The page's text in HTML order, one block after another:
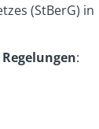
(StBerG) in
Regelungen: